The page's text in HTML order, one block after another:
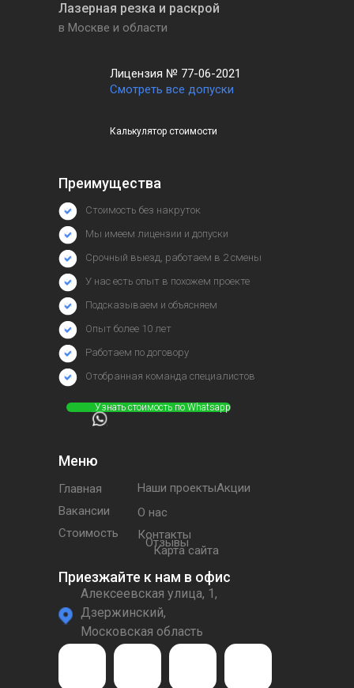
Лазерная резка и раскрой
Алексеевская улица, 1,
Дзержинский,
Московская область
Меню
Главная
Вакансии
Стоимость
Наши проектыАкции
О нас
Контакты
Преимущества
Приезжайте к нам в офис
Стоимость без накруток
Мы имеем лицензии и допуски
Срочный выезд, работаем в 2 смены
У нас есть опыт в похожем проекте
Подсказываем и объясняем
Опыт более 10 лет
Работаем по договору
в Москве и области
⠀⠀⠀⠀Узнать стоимость по Whatsapp
Лицензия № 77-06-2021
Смотреть все допуски
Калькулятор стоимости
Отобранная команда специалистов
Отзывы
Карта сайта